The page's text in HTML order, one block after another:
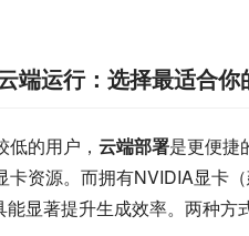
端运行：选择最适合你
的用户， 云端部署是更便捷
卡资源。而拥有NVIDIA显卡
显著提升生成效率。两种方